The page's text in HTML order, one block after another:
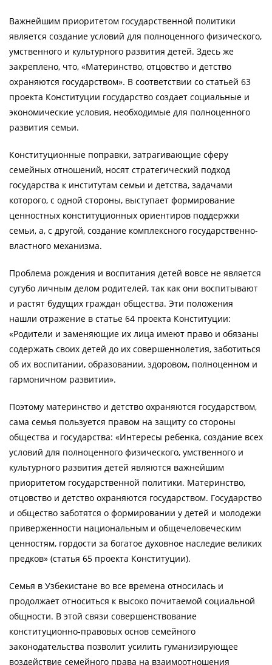
Важнейшим приоритетом государственной политики
является создание условий для полноценного физического,
умственного и культурного развития детей. Здесь же
закреплено, что, «Материнство, отцовство и детство
охраняются государством». В соответствии со статьей 63
проекта Конституции государство создает социальные и
экономические условия, необходимые для полноценного
развития семьи.
Конституционные поправки, затрагивающие сферу
семейных отношений, носят стратегический подход
государства к институтам семьи и детства, задачами
которого, с одной стороны, выступает формирование
ценностных конституционных ориентиров поддержки
семьи, а, с другой, создание комплексного государственно-
властного механизма.
Проблема рождения и воспитания детей вовсе не является
сугубо личным делом родителей, так как они воспитывают
и растят будущих граждан общества. Эти положения
нашли отражение в статье 64 проекта Конституции:
«Родители и заменяющие их лица имеют право и обязаны
содержать своих детей до их совершеннолетия, заботиться
об их воспитании, образовании, здоровом, полноценном и
гармоничном развитии».
Поэтому материнство и детство охраняются государством,
сама семья пользуется правом на защиту со стороны
общества и государства: «Интересы ребенка, создание всех
условий для полноценного физического, умственного и
культурного развития детей являются важнейшим
приоритетом государственной политики. Материнство,
отцовство и детство охраняются государством. Государство
и общество заботятся о формировании у детей и молодежи
приверженности национальным и общечеловеческим
ценностям, гордости за богатое духовное наследие великих
предков» (статья 65 проекта Конституции).
Семья в Узбекистане во все времена относилась и
продолжает относиться к высоко почитаемой социальной
общности. В этой связи совершенствование
конституционно-правовых основ семейного
законодательства позволит усилить гуманизирующее
воздействие семейного права на взаимоотношения